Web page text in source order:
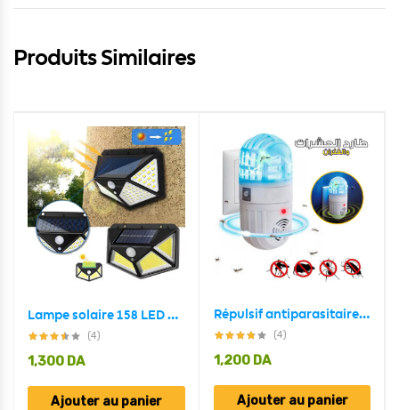
Produits Similaires
Lampe solaire 158 LED détecteur de mouvement imperméable 3 modes
(4)
1,300 DA
Ajouter au panier
Répulsif antiparasitaire ultrasonique 2en1 et zapper d’insectes
(4)
1,200 DA
Ajouter au panier